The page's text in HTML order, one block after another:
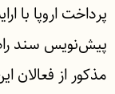
پرداخت اروپا با
پیش‌نویس سند
مذکور از فعالان